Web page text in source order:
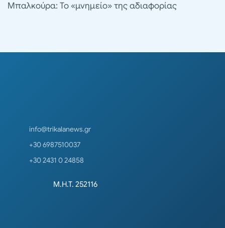
Μπαλκούρα: Το «μνημείο» της αδιαφορίας
info@trikalanews.gr
+30 6987510037
+30 2431 0 24858
Μ.Η.Τ. 252116